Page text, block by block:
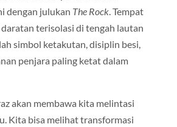
dengan julukan The Rock. Tempat
terisolasi di tengah lautan
simbol ketakutan, disiplin besi,
penjara paling ketat dalam
akan membawa kita melintasi
Kita bisa melihat transformasi